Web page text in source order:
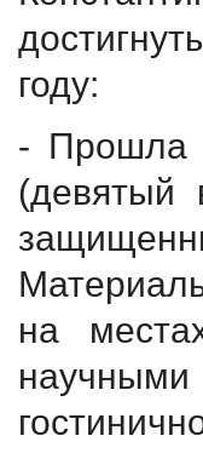
году:
- Прошла
(девятый
на